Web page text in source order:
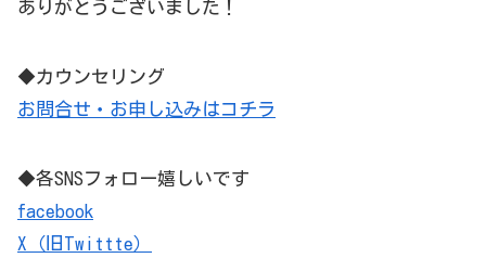
ありがとうございました！
◆カウンセリング
お問合せ・お申し込みはコチラ
◆各SNSフォロー嬉しいです
facebook
X（旧Twittte）